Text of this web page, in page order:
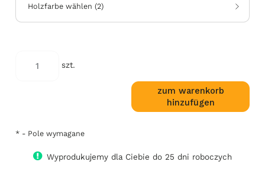
Holzfarbe wählen (2)
koloru: szt.
zum warenkorb
hinzufügen
* - Pole wymagane
Wyprodukujemy dla Ciebie do 25 dni roboczych